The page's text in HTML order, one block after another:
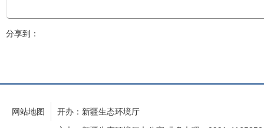
分享到：
网站地图
开办：新疆生态环境厅